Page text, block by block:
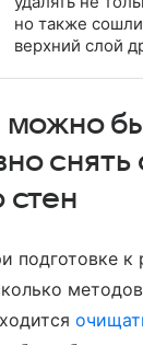
но также
верхний слой
можно
снять
стен
подготовке к